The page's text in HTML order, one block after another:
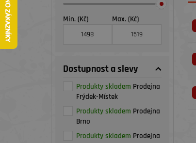
Min. (Kč) Max. (Kč)
Dostupnost a slevy
Produkty skladem Prodejna
Frýdek-Místek
Produkty skladem Prodejna
Brno
Produkty skladem Prodejna